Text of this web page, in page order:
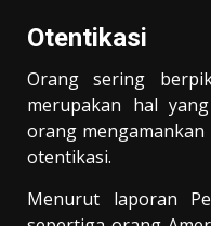
Otentikasi
Orang sering
merupakan hal
orang mengamankan
otentikasi.
Menurut laporan